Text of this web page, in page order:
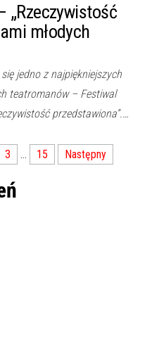
„Rzeczywistość
młodych
jedno z najpiękniejszych
teatromanów – Festiwal
przedstawiona”.…
3 … 15 Następny